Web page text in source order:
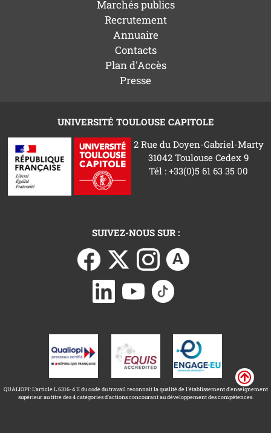
Marchés publics
Recrutement
Annuaire
Contacts
Plan d'Accès
Presse
UNIVERSITÉ TOULOUSE CAPITOLE
2 Rue du Doyen-Gabriel-Marty
31042 Toulouse Cedex 9
Tél : +33(0)5 61 63 35 00
SUIVEZ-NOUS SUR :
QUALIOPI: L'article L.6316-4 II du code du travail reconnait la qualité de l'établissement d'enseignement
supérieur au titre des 4 catégories d'actions concourant au développement des compétences.